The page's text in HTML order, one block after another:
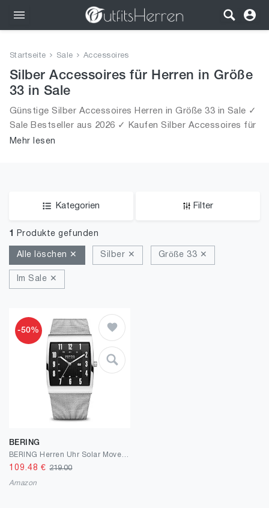
Bekleidung
Schuhe
Startseite Sale Accessoires
Silber Accessoires für Herren in Größe
33 in Sale
Günstige Silber Accessoires Herren in Größe 33 in Sale ✓
Sale Bestseller aus 2026 ✓ Kaufen Silber Accessoires für
Männer in Größe 33 in Sale!
Mehr lesen
Kategorien Filter
1 Produkte gefunden
Alle löschen ✕ Silber ✕ Größe 33 ✕
Im Sale ✕
-50%
BERING
109.48 €219.00
Amazon